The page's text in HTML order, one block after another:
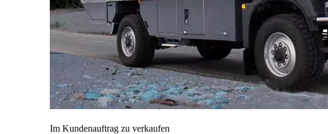
Im Kundenauftrag zu verkaufen